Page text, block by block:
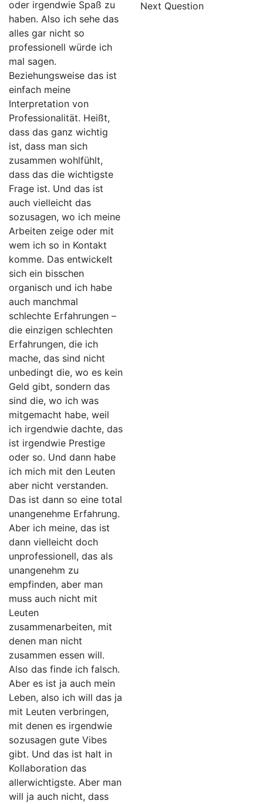
oder irgendwie Spaß zu
haben. Also ich sehe das
alles gar nicht so
professionell würde ich
mal sagen.
Beziehungsweise das ist
einfach meine
Interpretation von
Professionalität. Heißt,
dass das ganz wichtig
ist, dass man sich
zusammen wohlfühlt,
dass das die wichtigste
Frage ist. Und das ist
auch vielleicht das
sozusagen, wo ich meine
Arbeiten zeige oder mit
wem ich so in Kontakt
komme. Das entwickelt
sich ein bisschen
organisch und ich habe
auch manchmal
schlechte Erfahrungen –
die einzigen schlechten
Erfahrungen, die ich
mache, das sind nicht
unbedingt die, wo es kein
Geld gibt, sondern das
sind die, wo ich was
mitgemacht habe, weil
ich irgendwie dachte, das
ist irgendwie Prestige
oder so. Und dann habe
ich mich mit den Leuten
aber nicht verstanden.
Das ist dann so eine total
unangenehme Erfahrung.
Aber ich meine, das ist
dann vielleicht doch
unprofessionell, das als
unangenehm zu
empfinden, aber man
muss auch nicht mit
Leuten
zusammenarbeiten, mit
denen man nicht
zusammen essen will.
Also das finde ich falsch.
Aber es ist ja auch mein
Leben, also ich will das ja
mit Leuten verbringen,
mit denen es irgendwie
sozusagen gute Vibes
gibt. Und das ist halt in
Kollaboration das
allerwichtigste. Aber man
will ja auch nicht, dass
Next Question